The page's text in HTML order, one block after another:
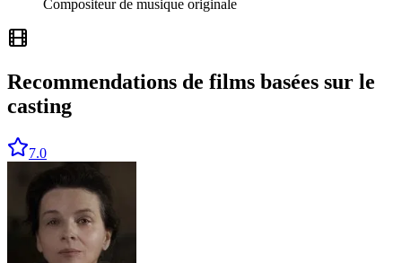
Compositeur de musique originale
Recommendations de films basées sur le
casting
7.0